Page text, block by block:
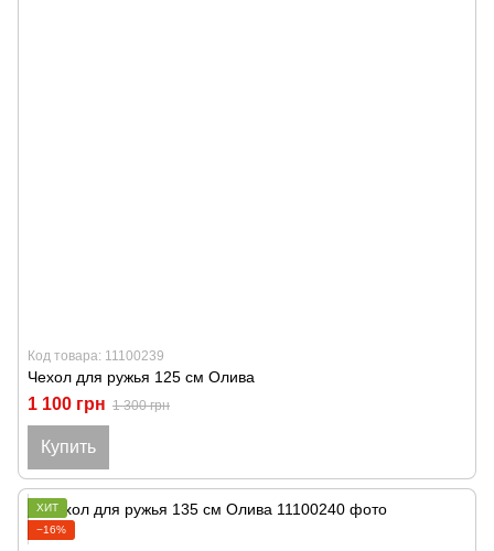
Код товара: 11100239
Чехол для ружья 125 см Олива
1 100 грн 1 300 грн
Купить
ХИТ
−16%